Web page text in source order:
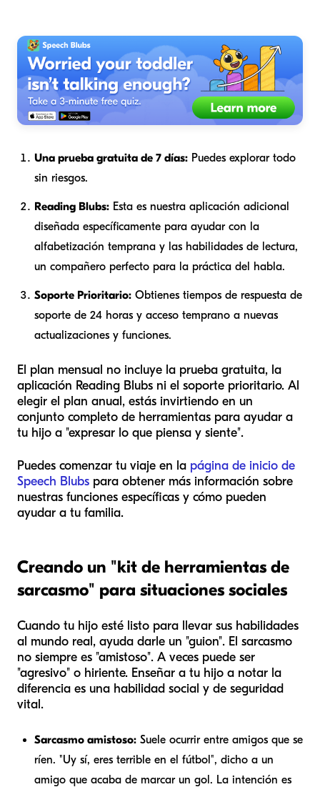
Una prueba gratuita de 7 días: Puedes explorar todo
sin riesgos.
Reading Blubs: Esta es nuestra aplicación adicional
diseñada específicamente para ayudar con la
alfabetización temprana y las habilidades de lectura,
un compañero perfecto para la práctica del habla.
Soporte Prioritario: Obtienes tiempos de respuesta de
soporte de 24 horas y acceso temprano a nuevas
actualizaciones y funciones.
El plan mensual no incluye la prueba gratuita, la
aplicación Reading Blubs ni el soporte prioritario. Al
elegir el plan anual, estás invirtiendo en un
conjunto completo de herramientas para ayudar a
tu hijo a "expresar lo que piensa y siente".
Puedes comenzar tu viaje en la página de inicio de
Speech Blubs para obtener más información sobre
nuestras funciones específicas y cómo pueden
ayudar a tu familia.
Creando un "kit de herramientas de
sarcasmo" para situaciones sociales
Cuando tu hijo esté listo para llevar sus habilidades
al mundo real, ayuda darle un "guion". El sarcasmo
no siempre es "amistoso". A veces puede ser
"agresivo" o hiriente. Enseñar a tu hijo a notar la
diferencia es una habilidad social y de seguridad
vital.
Sarcasmo amistoso: Suele ocurrir entre amigos que se
ríen. "Uy sí, eres terrible en el fútbol", dicho a un
amigo que acaba de marcar un gol. La intención es